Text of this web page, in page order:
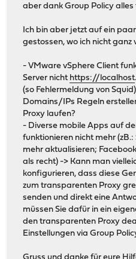
aber dank Group Policy alles
Ich bin aber jetzt auf ein
gestossen, wo ich nicht ganz
- VMware vSphere Client
Server nicht https://localhost
(so Fehlermeldung von
Domains/IPs Regeln
Proxy laufen?
- Diverse mobile Apps auf
funktionieren nicht mehr
mehr aktualisieren;
als recht) -> Kann man
konfigurieren, dass diese
zum transparenten Proxy
senden und direkt eine
müssen Sie dafür in ein
den transparenten Proxy
Einstellungen via Group